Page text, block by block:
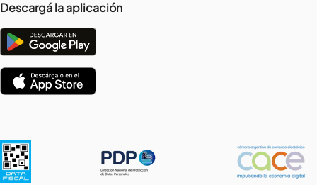
Descargá la aplicación